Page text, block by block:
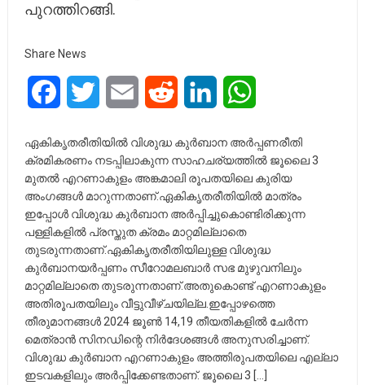
പുറത്തിറങ്ങി.
Share News
FacebookTwitter Email Reddit LinkedIn
ഏകികൃതരീതിയിൽ വിശുദ്ധ കുർബാന അർപ്പണരീതി
ക്രമികരണം നടപ്പിലാകുന്ന സാഹചര്യത്തിൽ ജൂലൈ 3
മുതൽ എറണാകുളം അങ്കമാലി രൂപതയിലെ കുരിയ
അംഗങ്ങൾ മാറുന്നതാണ്.ഏകികൃതരീതിയിൽ മാത്രം
ഇപ്പോൾ വിശുദ്ധ കുർബാന അർപ്പിച്ചുകൊണ്ടിരിക്കുന്ന
പള്ളികളിൽ പ്രസ്തുത ക്രമം മാറ്റമില്ലാതെ
തുടരുന്നതാണ്.ഏകികൃതരീതിയിലുള്ള വിശുദ്ധ
കുർബാനയർപ്പണം സീറോമലബാർ സഭ മുഴുവനിലും
മാറ്റമില്ലാതെ തുടരുന്നതാണ്.അതുകൊണ്ട് എറണാകുളം
അതിരൂപതയിലും വീട്ടുവീഴ്ചയില്ല.ഇപ്പോഴത്തെ
തീരുമാനങ്ങൾ 2024 ജൂൺ 14,19 തീയതികളിൽ ചേർന്ന
മെത്രാൻ സിനഡിന്റെ നിർദേശങ്ങൾ അനുസരിച്ചാണ്.
വിശുദ്ധ കുർബാന എറണാകുളം അത്തിരുപതയിലെ എല്ലാ
ഇടവകളിലും അർപ്പിക്കേണ്ടതാണ്. ജൂലൈ 3 […]